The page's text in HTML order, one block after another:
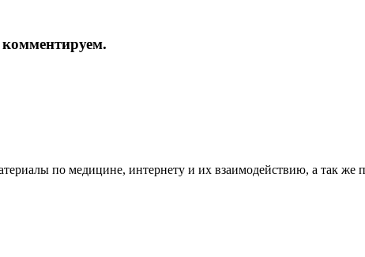
по медицине, интернету и их взаимодействию, а так